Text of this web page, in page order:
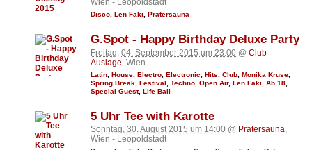
Wien - Leopoldstadt
Disco, Len Faki, Pratersauna
G.Spot - Happy Birthday Deluxe Party
Freitag, 04. September 2015 um 23:00 @ Club
Auslage , Wien
Latin House Electro Electronic Hits Club Monika Kruse
Spring Break Festival Techno Open Air, Len Faki Ab 18
Special Guest, Life Ball
5 Uhr Tee with Karotte
Sonntag, 30. August 2015 um 14:00 @ Pratersauna,
Wien - Leopoldstadt